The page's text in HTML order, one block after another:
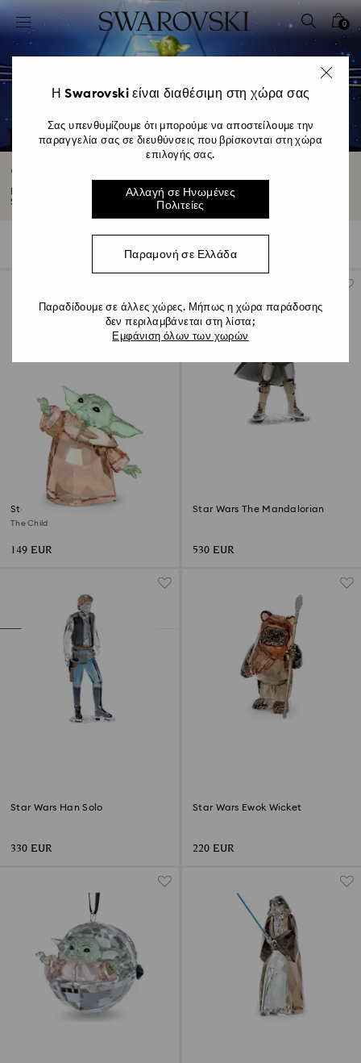
Accesskeys list
0 - Επικεφαλίδα
2 - Υποσέλιδο
4 - Αποτελέσματα αναζήτησης
0
Φιγούρες Star Wars
Μπείτε σ’ ένα γαλαξία κρυστάλλινων θαυμάτων με φιγούρες και συλλογές του
Star...
Φίλτρα
Star Wars - Mandalorian
The Child
149 EUR
Star Wars The Mandalorian
530 EUR
Star Wars Han Solo
330 EUR
Star Wars Ewok Wicket
220 EUR
Η Swarovski είναι διαθέσιμη στη χώρα σας
Σας υπενθυμίζουμε ότι μπορούμε να αποστείλουμε την
παραγγελία σας σε διευθύνσεις που βρίσκονται στη χώρα
επιλογής σας.
Αλλαγή σε Ηνωμένες
Πολιτείες
Παραμονή σε Ελλάδα
Παραδίδουμε σε άλλες χώρες. Μήπως η χώρα παράδοσης
δεν περιλαμβάνεται στη λίστα;
Εμφάνιση όλων των χωρών